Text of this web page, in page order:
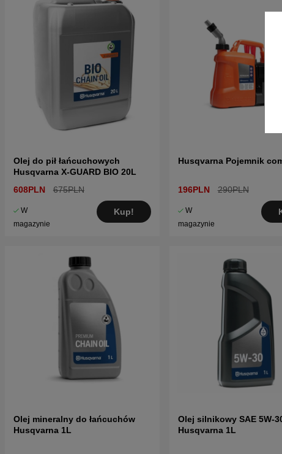
Olej do pił łańcuchowych
Husqvarna X-GUARD BIO 20L
608PLN
675PLN
W
magazynie
Kup!
Husqvarna Pojemnik
196PLN 290PLN
W
magazynie
Olej mineralny do łańcuchów
Husqvarna 1L
Olej silnikowy SAE 5W-
Husqvarna 1L